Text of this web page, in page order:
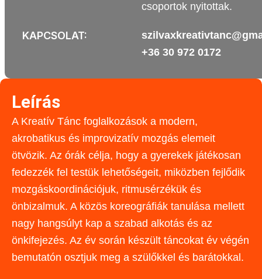
csoportok nyitottak.
KAPCSOLAT:
+36 30 972 0172
Leírás
A Kreatív Tánc foglalkozások a modern,
akrobatikus és improvizatív mozgás elemeit
ötvözik. Az órák célja, hogy a gyerekek játékosan
fedezzék fel testük lehetőségeit, miközben fejlődik
mozgáskoordinációjuk, ritmusérzékük és
önbizalmuk. A közös koreográfiák tanulása mellett
nagy hangsúlyt kap a szabad alkotás és az
önkifejezés. Az év során készült táncokat év végén
bemutatón osztjuk meg a szülőkkel és barátokkal.